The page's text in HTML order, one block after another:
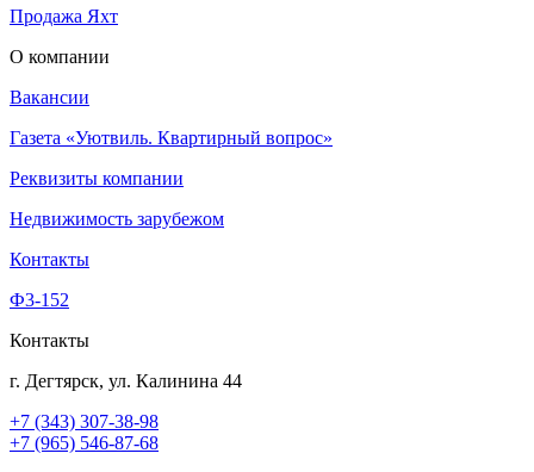
Продажа Яхт
О компании
Вакансии
Газета «Уютвиль. Квартирный вопрос»
Реквизиты компании
Недвижимость зарубежом
Контакты
Ф3-152
Контакты
г. Дегтярск, ул. Калинина 44
+7 (343) 307-38-98
+7 (965) 546-87-68